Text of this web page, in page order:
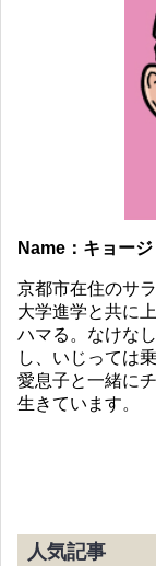
Name：キョージ
京都市在住のサ
大学進学と共に
ハマる。なけな
し、いじっては
愛息子と一緒に
生きています。
人気記事